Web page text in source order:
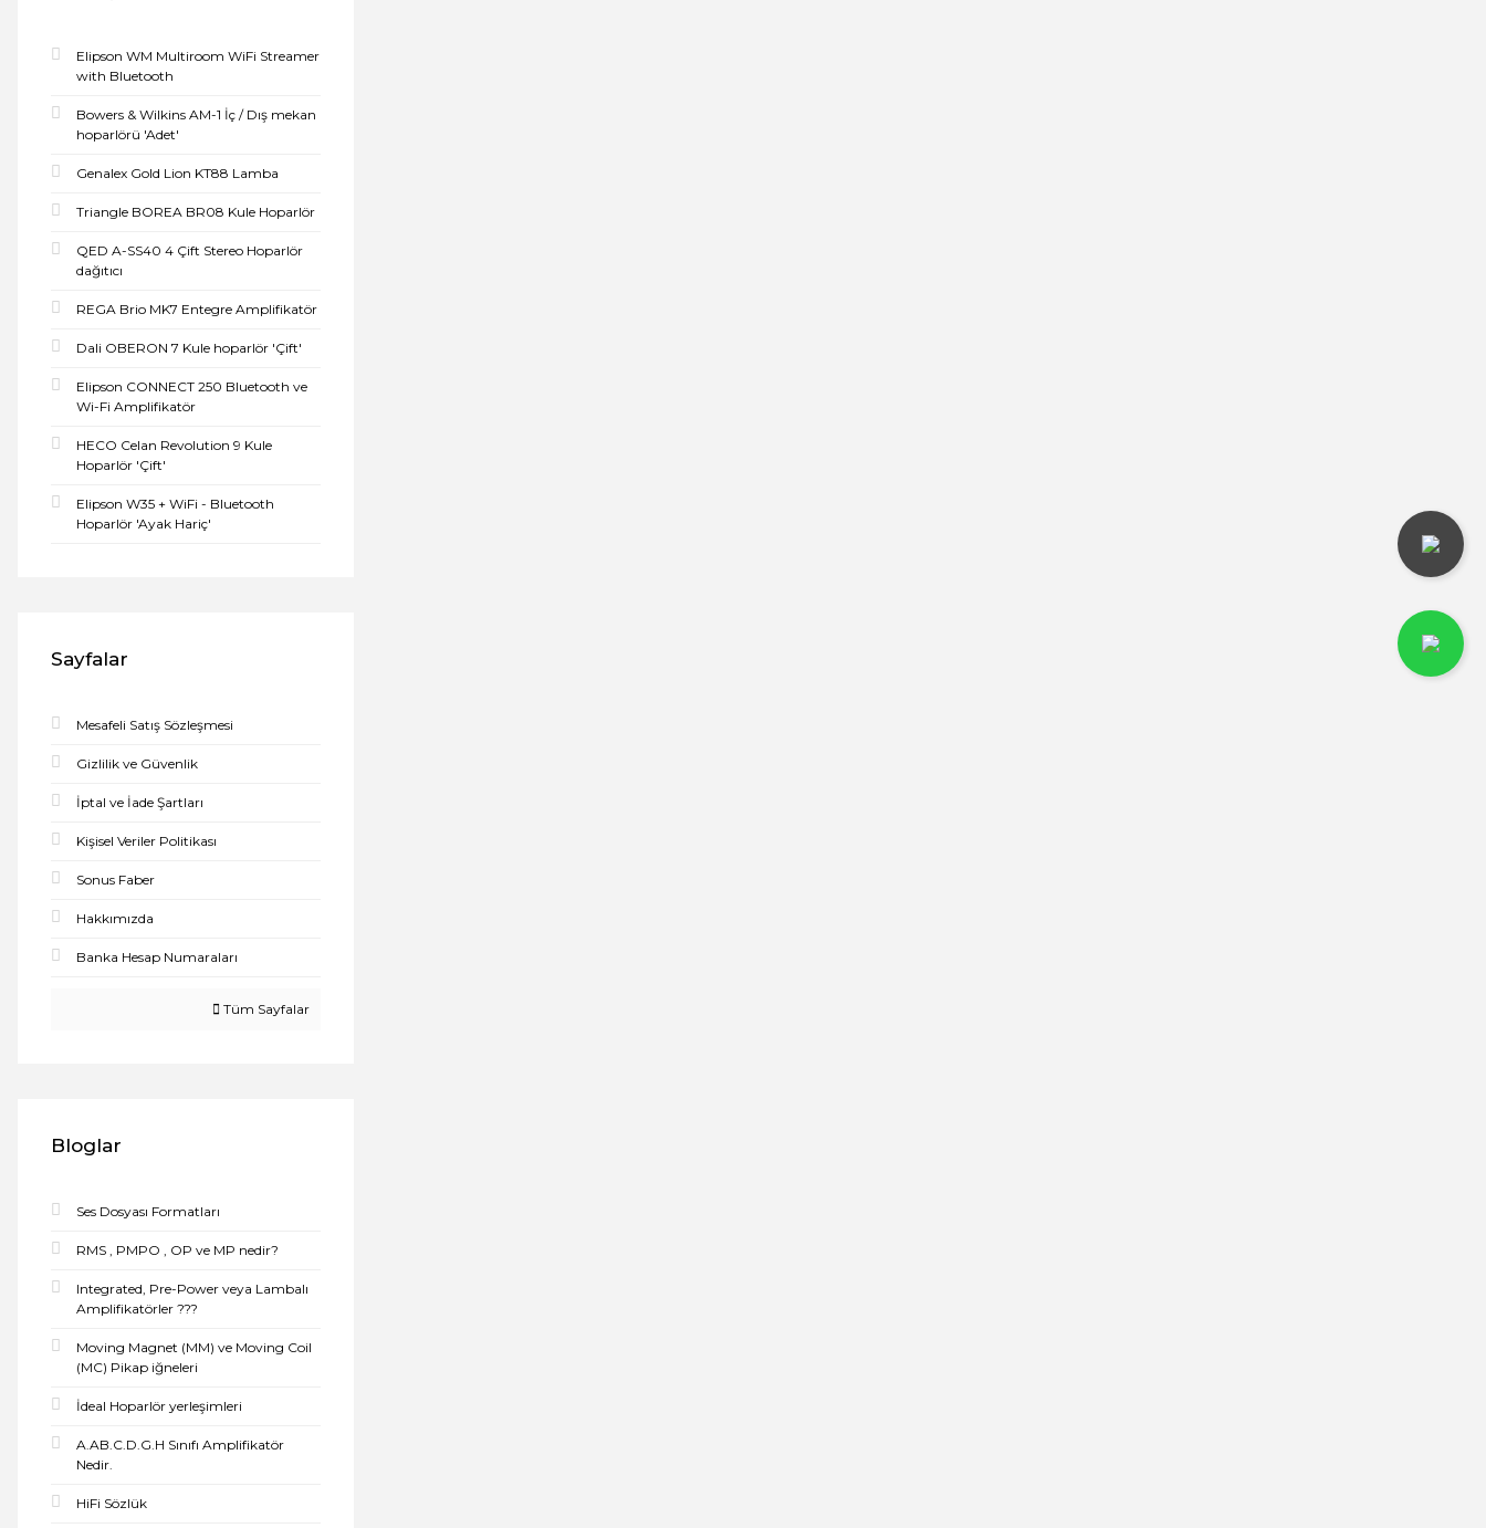
Elipson WM Multiroom WiFi Streamer
with Bluetooth
Bowers & Wilkins AM-1 İç / Dış mekan
hoparlörü 'Adet'
Genalex Gold Lion KT88 Lamba
Triangle BOREA BR08 Kule Hoparlör
QED A-SS40 4 Çift Stereo Hoparlör
dağıtıcı
REGA Brio MK7 Entegre Amplifikatör
Dali OBERON 7 Kule hoparlör 'Çift'
Elipson CONNECT 250 Bluetooth ve
Wi-Fi Amplifikatör
HECO Celan Revolution 9 Kule
Hoparlör 'Çift'
Elipson W35 + WiFi - Bluetooth
Hoparlör 'Ayak Hariç'
Sayfalar
Mesafeli Satış Sözleşmesi
Gizlilik ve Güvenlik
İptal ve İade Şartları
Kişisel Veriler Politikası
Sonus Faber
Hakkımızda
Banka Hesap Numaraları
Tüm Sayfalar
Bloglar
Ses Dosyası Formatları
RMS , PMPO , OP ve MP nedir?
Integrated, Pre-Power veya Lambalı
Amplifikatörler ???
Moving Magnet (MM) ve Moving Coil
(MC) Pikap iğneleri
İdeal Hoparlör yerleşimleri
A.AB.C.D.G.H Sınıfı Amplifikatör
Nedir.
HiFi Sözlük